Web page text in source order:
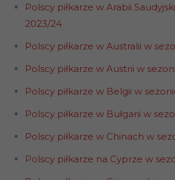
Polscy piłkarze w Arabii
2023/24
Polscy piłkarze w Australii w
Polscy piłkarze w Austrii w
Polscy piłkarze w Belgii w
Polscy piłkarze w Bułgarii w
Polscy piłkarze w Chinach w
Polscy piłkarze na Cyprze w